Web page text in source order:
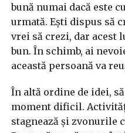
bună numai dacă este
urmată. Ești dispus să
vrei să crezi, dar acest
bun. În schimb, ai
această persoană va
În altă ordine de idei,
moment dificil.
stagnează și zvonurile